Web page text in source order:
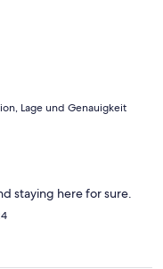
Lage und Genauigkeit
staying here for sure.